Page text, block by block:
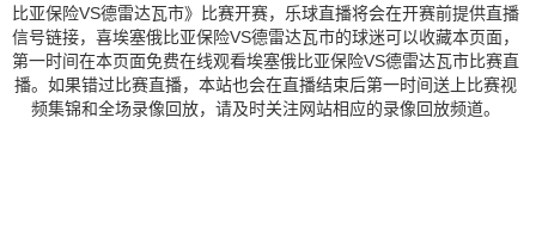
比亚保险VS德雷达瓦市》比赛开赛，乐球直播将会在开赛前提供直播
信号链接，喜埃塞俄比亚保险VS德雷达瓦市的球迷可以收藏本页面，
第一时间在本页面免费在线观看埃塞俄比亚保险VS德雷达瓦市比赛直
播。如果错过比赛直播，本站也会在直播结束后第一时间送上比赛视
频集锦和全场录像回放，请及时关注网站相应的录像回放频道。